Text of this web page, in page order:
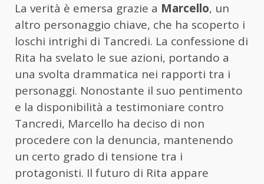
La verità è emersa grazie a Marcello, un
altro personaggio chiave, che ha scoperto i
loschi intrighi di Tancredi. La confessione di
Rita ha svelato le sue azioni, portando a
una svolta drammatica nei rapporti tra i
personaggi. Nonostante il suo pentimento
e la disponibilità a testimoniare contro
Tancredi, Marcello ha deciso di non
procedere con la denuncia, mantenendo
un certo grado di tensione tra i
protagonisti. Il futuro di Rita appare